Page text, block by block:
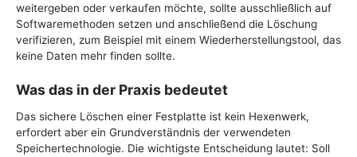
weitergeben oder verkaufen möchte, sollte ausschließlich auf
Softwaremethoden setzen und anschließend die Löschung
verifizieren, zum Beispiel mit einem Wiederherstellungstool, das
keine Daten mehr finden sollte.
Was das in der Praxis bedeutet
Das sichere Löschen einer Festplatte ist kein Hexenwerk,
erfordert aber ein Grundverständnis der verwendeten
Speichertechnologie. Die wichtigste Entscheidung lautet: Soll